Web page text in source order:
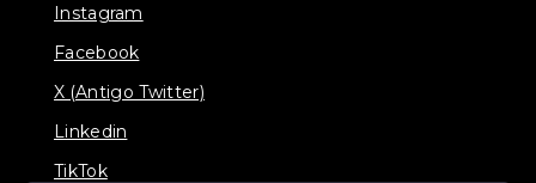
Instagram
Facebook
X (Antigo Twitter)
Linkedin
TikTok